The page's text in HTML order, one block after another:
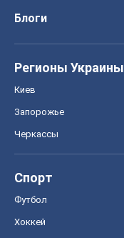
Блоги
Регионы Украины
Киев
Запорожье
Черкассы
Спорт
Футбол
Хоккей